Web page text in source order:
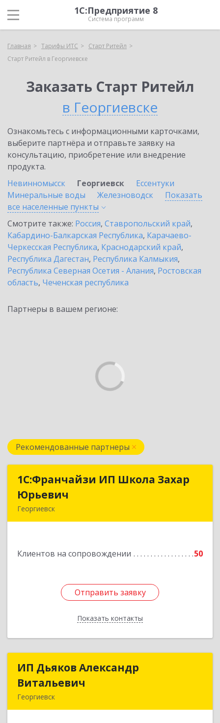
1С:Предприятие 8
Система программ
Главная Тарифы ИТС
Старт Ритейл
Старт Ритейл в Георгиевске
Заказать Старт Ритейл
в Георгиевске
Ознакомьтесь с информационными карточками,
выберите партнёра и отправьте заявку на
консультацию, приобретение или внедрение
продукта.
Невинномысск
Георгиевск
Ессентуки
Минеральные воды
Железноводск
Показать
все населенные пункты
Смотрите также: Россия, Ставропольский край,
Кабардино-Балкарская Республика, Карачаево-
Черкесская Республика, Краснодарский край,
Республика Дагестан, Республика Калмыкия,
Республика Северная Осетия - Алания, Ростовская
область, Чеченская республика
Партнеры в вашем регионе:
Рекомендованные партнеры
1С:Франчайзи ИП Школа Захар
Юрьевич
Георгиевск
Клиентов на сопровождении 50
Отправить заявку
Показать контакты
1С:Франчайзи ИП Школа Захар
Отправить заявку
Назад
ИП Дьяков Александр
Витальевич
Георгиевск
ИП Дьяков Александр